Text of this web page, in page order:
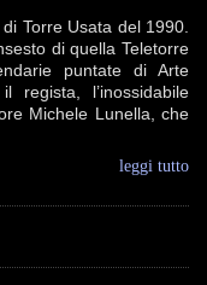
Torre Usata del 1990.
di quella Teletorre
puntate di Arte
regista, l’inossidabile
Michele Lunella, che
leggi tutto